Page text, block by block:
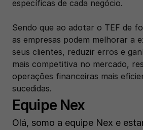
específicas de cada negócio.
Sendo que ao adotar o TEF de
as empresas podem melhorar a
seus clientes, reduzir erros e
mais competitiva no mercado,
operações financeiras mais
sucedidas.
Equipe Nex
Olá, somo a equipe Nex e